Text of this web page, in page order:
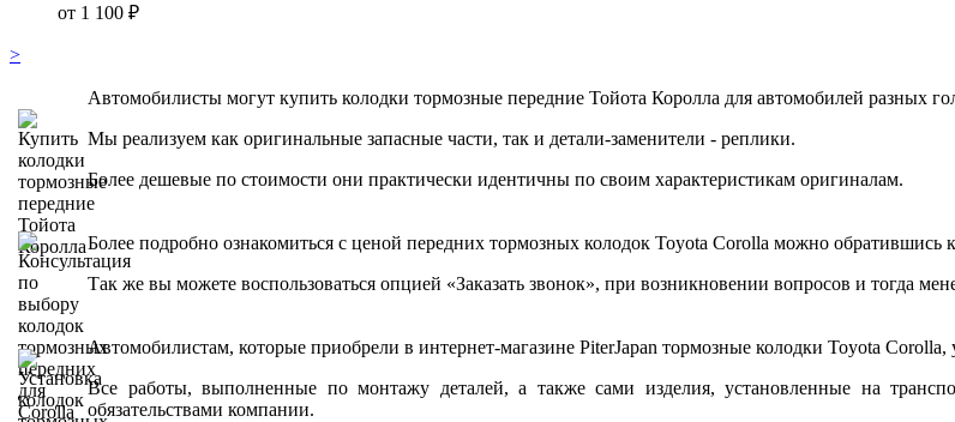
от 1 100 ₽
>
Автомобилисты могут купить колодки тормозные передние Тойота Королла для автомобилей разных
Мы реализуем как оригинальные запасные части, так и детали-заменители - реплики.
Более дешевые по стоимости они практически идентичны по своим характеристикам оригиналам.
Более подробно ознакомиться с ценой передних тормозных колодок Toyota Corolla можно
Так же вы можете воспользоваться опцией «Заказать звонок», при возникновении вопросов и тогда
Автомобилистам, которые приобрели в интернет-магазине PiterJapan тормозные колодки Toyota
Все работы, выполненные по монтажу деталей, а также сами изделия, установленные на
обязательствами компании.